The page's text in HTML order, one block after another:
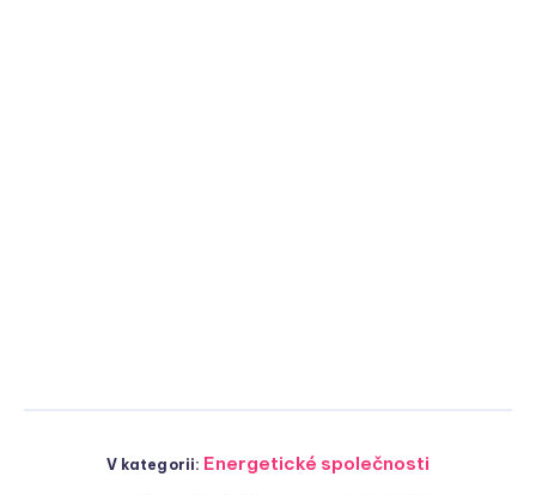
V kategorii: Energetické společnosti